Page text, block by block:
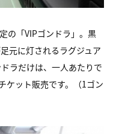
の「VIPゴンドラ」。黒
元に灯されるラグジュア
ラだけは、一人あたりで
ケット販売です。（1ゴン